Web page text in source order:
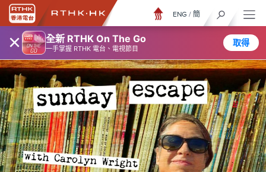
× 全新 RTHK On The Go
一手掌握 RTHK 電台、電視節目
取得
ENG / 簡